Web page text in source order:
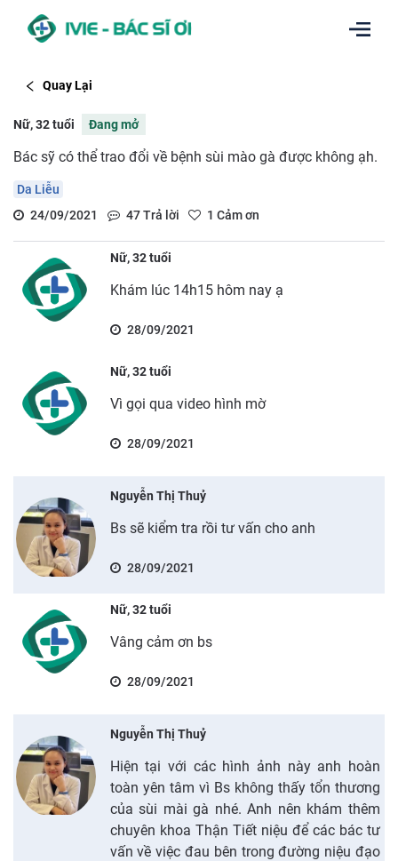
Quay Lại
Nữ, 32 tuổi Đang mở
Bác sỹ có thể trao đổi về bệnh sùi mào gà được không ạh.
Da Liễu
24/09/2021
47Trả lời 1 Cảm ơn
Nữ, 32 tuổi
Khám lúc 14h15 hôm nay ạ
28/09/2021
Nữ, 32 tuổi
Vì gọi qua video hình mờ
28/09/2021
Nguyễn Thị Thuỷ
Bs sẽ kiểm tra rồi tư vấn cho anh
28/09/2021
Nữ, 32 tuổi
Vâng cảm ơn bs
28/09/2021
Nguyễn Thị Thuỷ
Hiện tại với các hình ảnh này anh hoàn
toàn yên tâm vì Bs không thấy tổn thương
của sùi mài gà nhé. Anh nên khám thêm
chuyên khoa Thận Tiết niệu để các bác tư
vấn về việc đau bên trong đường niệu đạo